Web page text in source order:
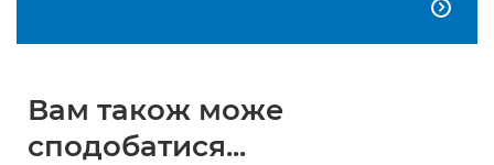

Вам також може
сподобатися...